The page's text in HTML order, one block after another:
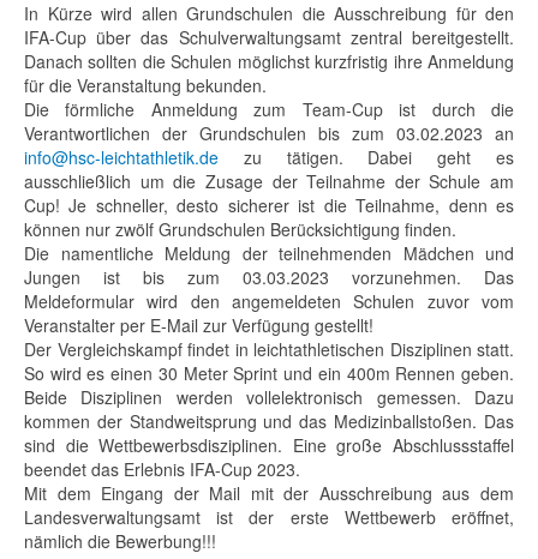
In Kürze wird allen Grundschulen die Ausschreibung für den
IFA-Cup über das Schulverwaltungsamt zentral bereitgestellt.
Danach sollten die Schulen möglichst kurzfristig ihre Anmeldung
für die Veranstaltung bekunden.
Die förmliche Anmeldung zum Team-Cup ist durch die
Verantwortlichen der Grundschulen bis zum 03.02.2023 an
info@hsc-leichtathletik.de zu tätigen. Dabei geht es
ausschließlich um die Zusage der Teilnahme der Schule am
Cup! Je schneller, desto sicherer ist die Teilnahme, denn es
können nur zwölf Grundschulen Berücksichtigung finden.
Die namentliche Meldung der teilnehmenden Mädchen und
Jungen ist bis zum 03.03.2023 vorzunehmen. Das
Meldeformular wird den angemeldeten Schulen zuvor vom
Veranstalter per E-Mail zur Verfügung gestellt!
Der Vergleichskampf findet in leichtathletischen Disziplinen statt.
So wird es einen 30 Meter Sprint und ein 400m Rennen geben.
Beide Disziplinen werden vollelektronisch gemessen. Dazu
kommen der Standweitsprung und das Medizinballstoßen. Das
sind die Wettbewerbsdisziplinen. Eine große Abschlussstaffel
beendet das Erlebnis IFA-Cup 2023.
Mit dem Eingang der Mail mit der Ausschreibung aus dem
Landesverwaltungsamt ist der erste Wettbewerb eröffnet,
nämlich die Bewerbung!!!